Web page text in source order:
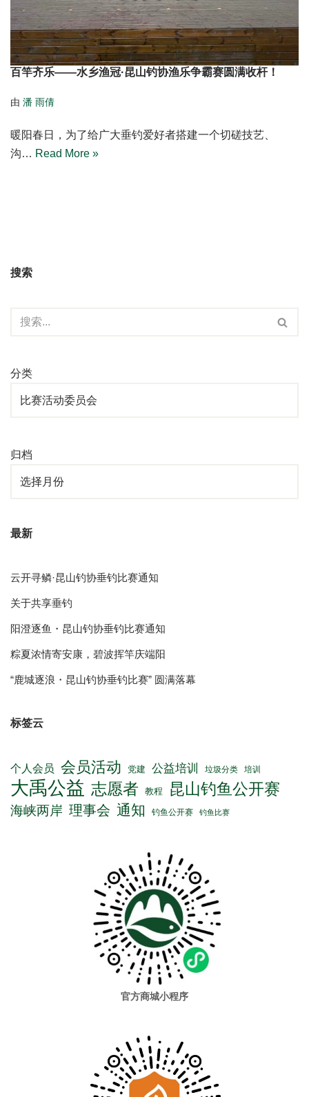
百竿齐乐——水乡渔冠·昆山钓协渔乐争霸赛圆满收杆！
由 潘 雨倩
暖阳春日，为了给广大垂钓爱好者搭建一个切磋技艺、
沟… Read More »
搜索
分类
归档
最新
云开寻鳞·昆山钓协垂钓比赛通知
关于共享垂钓
阳澄逐鱼・昆山钓协垂钓比赛通知
粽夏浓情寄安康，碧波挥竿庆端阳
“鹿城逐浪・昆山钓协垂钓比赛” 圆满落幕
标签云
个人会员 会员活动 党建 公益培训 垃圾分类 培训
大禹公益 志愿者 教程 昆山钓鱼公开赛
海峡两岸 理事会 通知 钓鱼公开赛 钓鱼比赛
官方商城小程序